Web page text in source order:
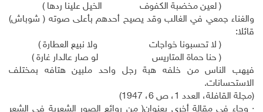
( لعين مخضبة الكفوف الخيل علينا ردها )
والغناء جمعي في الغالب وقد يصيح أحدهم بأعلى صوته ( شوباش)
قائلا:
( لا تحسبونا خواجات ولا نبيع العطارة )
( حنا حماة المتاريس لو صار عالدار غارة )
فيهب الناس من خلفه هبة رجل واحد ملبين هتافه بمختلف
الاستحسانات.
(مجلة القافلة، العدد 1، ص 6، 1947)
· وجاء في مقالة أخرى بعنوان( من روائع الصور الشعرية في الشعر